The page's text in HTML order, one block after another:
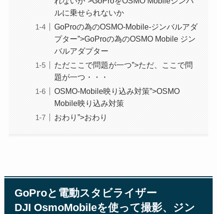
ルに乗せられないか
GoProの為のOSMO-Mobile-ジンバルアダ
プター”>GoProの為のOSMO Mobile ジン
バルアダプター
ただここで問題が一つ”>ただ、ここで問
題が一つ・・・
OSMO-Mobile映り込み対策”>OSMO
Mobile映り込み対策
おわり”>おわり
GoProと電動スタビライザー
DJI OsmoMobileを使って撮影、ジン